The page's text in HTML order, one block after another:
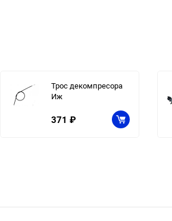
Трос декомпресора
Иж
371 ₽